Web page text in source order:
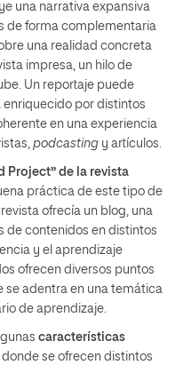
una narrativa expansiva
de forma complementaria
una realidad concreta
impresa, un hilo de
Un reportaje puede
por distintos
en una experiencia
podcasting y artículos.
Project” de la revista
práctica de este tipo de
ofrecía un blog, una
de contenidos en distintos
y el aprendizaje
ofrecen diversos puntos
se adentra en una temática
de aprendizaje.
características
donde se ofrecen distintos